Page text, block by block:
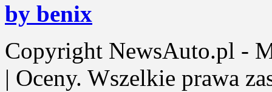
by benix
Copyright NewsAuto.pl -
| Oceny. Wszelkie prawa